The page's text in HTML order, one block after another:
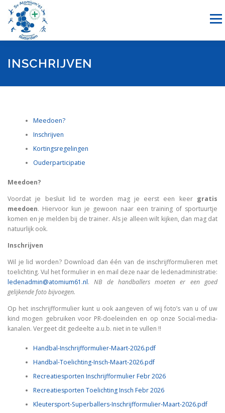
naar
inhoud
Menu
NIEUWS HANDBAL
INSCHRIJVEN
Meedoen?
Inschrijven
Kortingsregelingen
Ouderparticipatie
Meedoen?
Voordat je besluit lid te worden mag je eerst een keer gratis
meedoen. Hiervoor kun je gewoon naar een training of sportuurtje
komen en je melden bij de trainer. Als je alleen wilt kijken, dan mag dat
natuurlijk ook.
Inschrijven
Wil je lid worden? Download dan één van de inschrijfformulieren met
toelichting. Vul het formulier in en mail deze naar de ledenadministratie:
ledenadmin@atomium61.nl.NB de handballers moeten er een goed
gelijkende foto bijvoegen.
Op het inschrijfformulier kunt u ook aangeven of wij foto’s van u of uw
kind mogen gebruiken voor PR-doeleinden en op onze Social-media-
kanalen. Vergeet dit gedeelte a.u.b. niet in te vullen !!
Handbal-Inschrijfformulier-Maart-2026.pdf
Handbal-Toelichting-Insch-Maart-2026.pdf
Recreatiesporten Inschrijfformulier Febr 2026
Recreatiesporten Toelichting Insch Febr 2026
Kleutersport-Superballers-Inschrijfformulier-Maart-2026.pdf